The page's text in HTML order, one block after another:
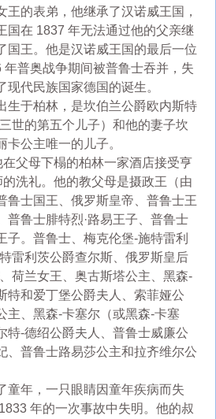
王的表弟，他继承了汉诺威王国，
国在 1837 年无法通过他的父亲继
国王。他是汉诺威王国的最后一位
年普奥战争期间被普鲁士吞并，失
代民族国家德国的诞生。
生于柏林，是坎伯兰公爵欧内斯特
世的第五个儿子）和他的妻子坎
公主唯一的儿子。
父母下榻的柏林一家酒店接受亨
的洗礼。他的教父母是摄政王（由
鲁士国王、俄罗斯皇帝、普鲁士王
普鲁士腓特烈·路易王子、普鲁士
子。普鲁士、梅克伦堡-施特雷利
雷利茨公爵查尔斯、俄罗斯皇后
荷兰女王、奥古斯塔公主、黑森-
特和爱丁堡公爵夫人、索菲娅公
主、黑森-卡塞尔（或黑森-卡塞
特-德绍公爵夫人、普鲁士威廉公
、普鲁士路易莎公主和拉齐维尔公
童年，一只眼睛因童年疾病而失
年的一次事故中失明。他的叔